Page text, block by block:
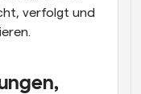
verfolgt und